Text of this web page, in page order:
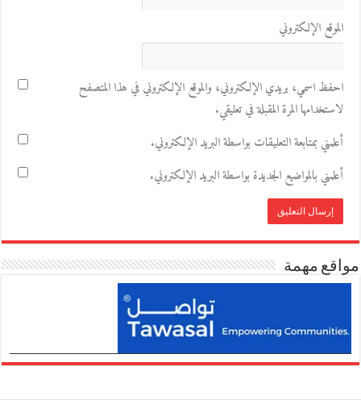
الموقع الإلكتروني
احفظ اسمي، بريدي الإلكتروني، والموقع الإلكتروني في هذا المتصفح
لاستخدامها المرة المقبلة في تعليقي.
أعلمني بمتابعة التعليقات بواسطة البريد الإلكتروني.
أعلمني بالمواضيع الجديدة بواسطة البريد الإلكتروني.
مواقع مهمة